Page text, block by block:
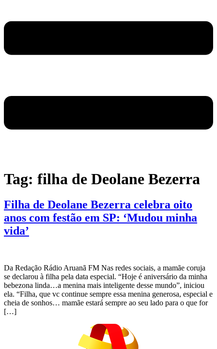
Tag: filha de Deolane Bezerra
Filha de Deolane Bezerra celebra oito
anos com festão em SP: ‘Mudou minha
vida’
Da Redação Rádio Aruanã FM Nas redes sociais, a mamãe coruja
se declarou à filha pela data especial. “Hoje é aniversário da minha
bebezona linda…a menina mais inteligente desse mundo”, iniciou
ela. “Filha, que vc continue sempre essa menina generosa, especial e
cheia de sonhos… mamãe estará sempre ao seu lado para o que for
[…]